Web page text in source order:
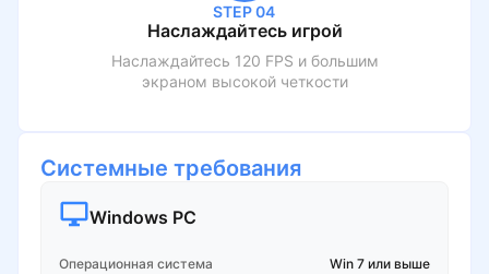
STEP 04
Наслаждайтесь игрой
Наслаждайтесь 120 FPS и большим
экраном высокой четкости
Системные требования
Windows PC
Операционная система
Win 7 или выше